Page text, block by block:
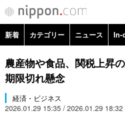
カテゴリー
新着 カテゴリー ニュース In-
政治・外交
経済・ビジネス
国際・海外
農産物や食品、関税上昇
期限切れ懸念
経済・ビジネス
2026.01.29 15:35 / 2026.01.29 18:32